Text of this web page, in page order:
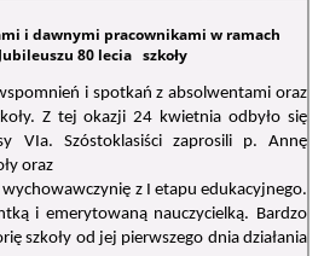
i dawnymi pracownikami w ramach
80 lecia szkoły
i spotkań z absolwentami oraz
Z tej okazji 24 kwietnia odbyło się
VIa. Szóstoklasiści zaprosili p. Annę
oraz
wychowawczynię z I etapu edukacyjnego.
i emerytowaną nauczycielką. Bardzo
szkoły od jej pierwszego dnia działania